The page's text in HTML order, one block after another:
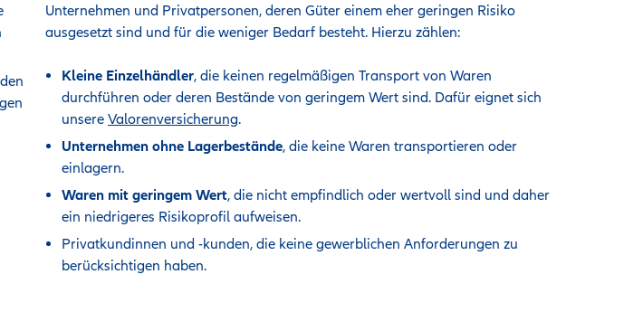
Unternehmen und Privatpersonen, deren Güter einem eher geringen Risiko
ausgesetzt sind und für die weniger Bedarf besteht. Hierzu zählen:
Kleine Einzelhändler, die keinen regelmäßigen Transport von Waren
durchführen oder deren Bestände von geringem Wert sind. Dafür eignet sich
unsere Valorenversicherung.
Unternehmen ohne Lagerbestände, die keine Waren transportieren oder
einlagern.
Waren mit geringem Wert, die nicht empfindlich oder wertvoll sind und daher
ein niedrigeres Risikoprofil aufweisen.
Privatkundinnen und -kunden, die keine gewerblichen Anforderungen zu
berücksichtigen haben.